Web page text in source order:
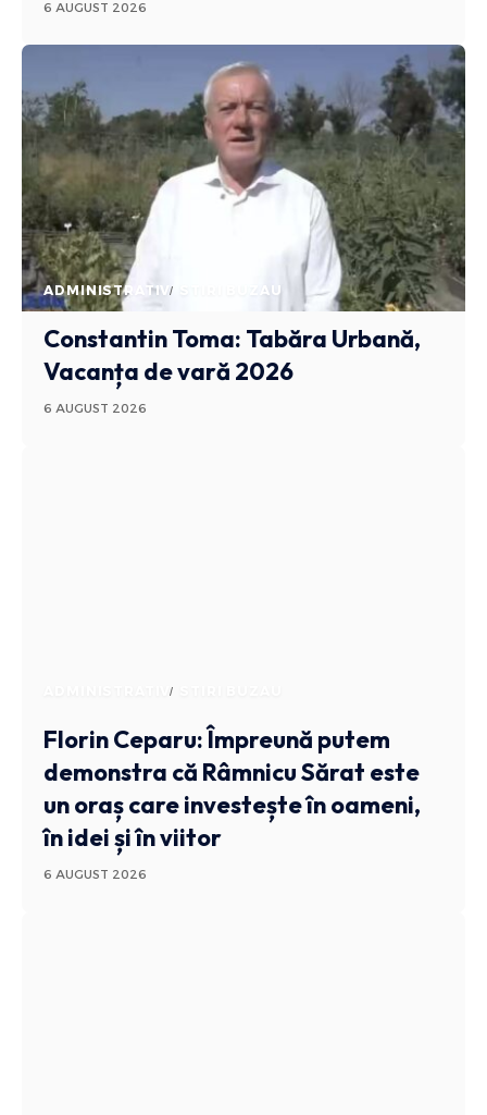
6 AUGUST 2026
ADMINISTRATIV STIRI BUZAU
Constantin Toma: Tabăra Urbană,
Vacanța de vară 2026
6 AUGUST 2026
ADMINISTRATIV
Florin Ceparu: Împreună putem
demonstra că Râmnicu Sărat este
un oraș care investește în oameni,
în idei și în viitor
6 AUGUST 2026